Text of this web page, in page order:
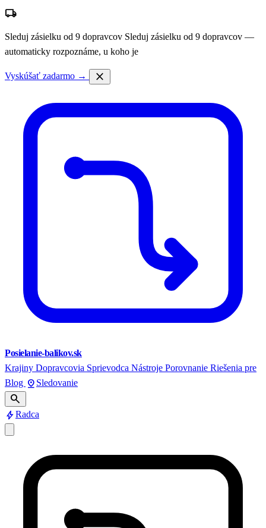
local_shipping
Sleduj zásielku od 9 dopravcov Sleduj zásielku od 9 dopravcov —
automaticky rozpoznáme, u koho je
Vyskúšať zadarmo → close
Posielanie-balikov.sk
Krajiny Dopravcovia Sprievodca Nástroje Porovnanie Riešenia pre
Blog pin_drop Sledovanie
search
boltRadca